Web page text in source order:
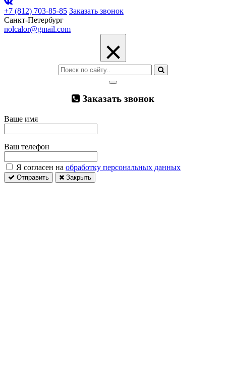
+7 (812) 703-85-85 Заказать звонок
Санкт-Петербург
nolcalor@gmail.com
×
Заказать звонок
Ваше имя
Ваш телефон
Я согласен на обработку персональных данных
Отправить Закрыть